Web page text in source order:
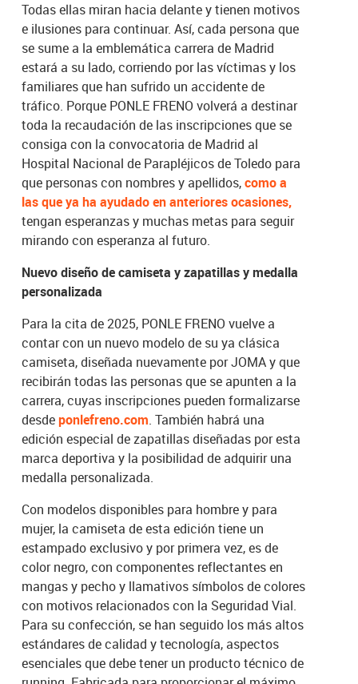
Todas ellas miran hacia delante y tienen motivos
e ilusiones para continuar. Así, cada persona que
se sume a la emblemática carrera de Madrid
estará a su lado, corriendo por las víctimas y los
familiares que han sufrido un accidente de
tráfico. Porque PONLE FRENO volverá a destinar
toda la recaudación de las inscripciones que se
consiga con la convocatoria de Madrid al
Hospital Nacional de Parapléjicos de Toledo para
que personas con nombres y apellidos,como a
las que ya ha ayudado en anteriores ocasiones,
tengan esperanzas y muchas metas para seguir
mirando con esperanza al futuro.
Nuevo diseño de camiseta y zapatillas y medalla
personalizada
Para la cita de 2025, PONLE FRENO vuelve a
contar con un nuevo modelo de su ya clásica
camiseta, diseñada nuevamente por JOMA y que
recibirán todas las personas que se apunten a la
carrera, cuyas inscripciones pueden formalizarse
desdeponlefreno.com. También habrá una
edición especial de zapatillas diseñadas por esta
marca deportiva y la posibilidad de adquirir una
medalla personalizada.
Con modelos disponibles para hombre y para
mujer, la camiseta de esta edición tiene un
estampado exclusivo y por primera vez, es de
color negro, con componentes reflectantes en
mangas y pecho y llamativos símbolos de colores
con motivos relacionados con la Seguridad Vial.
Para su confección, se han seguido los más altos
estándares de calidad y tecnología, aspectos
esenciales que debe tener un producto técnico de